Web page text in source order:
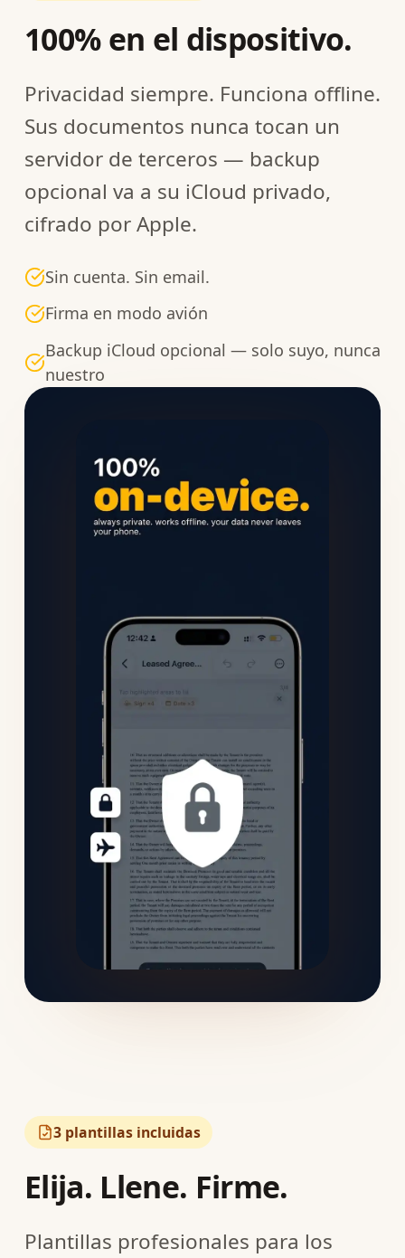
100% en el dispositivo.
Privacidad siempre. Funciona offline.
Sus documentos nunca tocan un
servidor de terceros — backup
opcional va a su iCloud privado,
cifrado por Apple.
Sin cuenta. Sin email.
Firma en modo avión
Backup iCloud opcional — solo suyo, nunca
nuestro
3 plantillas incluidas
Elija. Llene. Firme.
Plantillas profesionales para los